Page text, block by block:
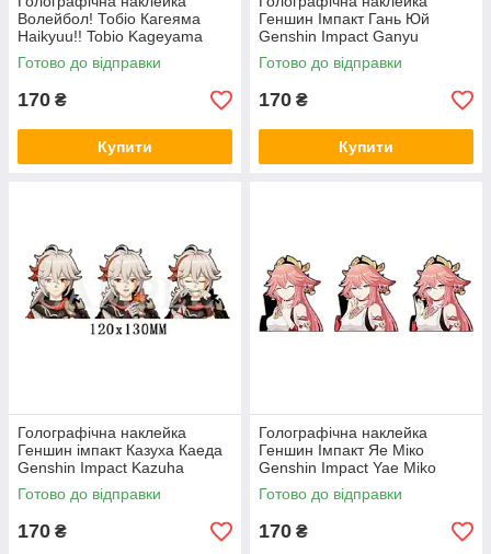
Волейбол! Тобіо Кагеяма
Haikyuu!! Tobio Kageyama
Готово до відправки
170 ₴
Купити
Геншин Імпакт Гань Юй
Genshin Impact Ganyu
112x135 мм
Готово до відправки
170 ₴
Купити
Голографічна наклейка
Геншин імпакт Казуха Каеда
Genshin Impact Kazuha
Kaeda 120x130 мм
Готово до відправки
170 ₴
Голографічна наклейка
Геншин Імпакт Яе Міко
Genshin Impact Yae Miko
109x130 мм
Готово до відправки
170 ₴